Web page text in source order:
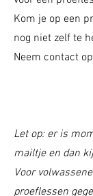
Kom je op een
nog niet zelf te
Neem contact
Let op: er is
mailtje en dan
Voor
proeflessen